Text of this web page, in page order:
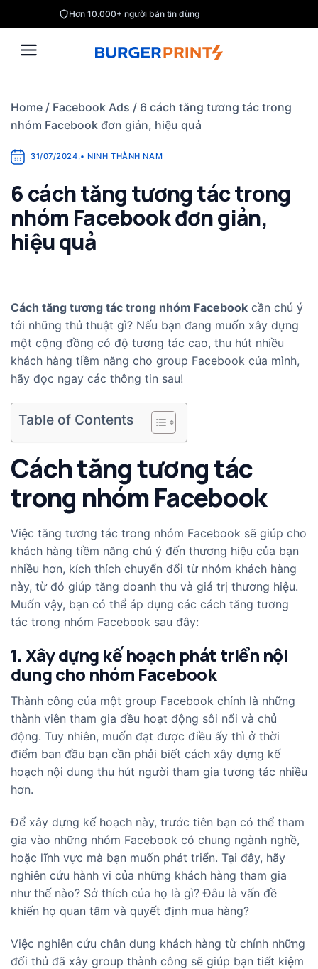
to
content
Hơn 10.000+ người bán tin dùng
Home / Facebook Ads / 6 cách tăng tương tác trong
nhóm Facebook đơn giản, hiệu quả
31/07/2024,• NINH THÀNH NAM
6 cách tăng tương tác trong
nhóm Facebook đơn giản,
hiệu quả
Cách tăng tương tác trong nhóm Facebook cần chú ý
tới những thủ thuật gì? Nếu bạn đang muốn xây dựng
một cộng đồng có độ tương tác cao, thu hút nhiều
khách hàng tiềm năng cho group Facebook của mình,
hãy đọc ngay các thông tin sau!
Table of Contents
Cách tăng tương tác
trong nhóm Facebook
Việc tăng tương tác trong nhóm Facebook sẽ giúp cho
khách hàng tiềm năng chú ý đến thương hiệu của bạn
nhiều hơn, kích thích chuyển đổi từ nhóm khách hàng
này, từ đó giúp tăng doanh thu và giá trị thương hiệu.
Muốn vậy, bạn có thể áp dụng các cách tăng tương
tác trong nhóm Facebook sau đây:
1. Xây dựng kế hoạch phát triển nội
dung cho nhóm Facebook
Thành công của một group Facebook chính là những
thành viên tham gia đều hoạt động sôi nổi và chủ
động. Tuy nhiên, muốn đạt được điều ấy thì ở thời
điểm ban đầu bạn cần phải biết cách xây dựng kế
hoạch nội dung thu hút người tham gia tương tác nhiều
hơn.
Để xây dựng kế hoạch này, trước tiên bạn có thể tham
gia vào những nhóm Facebook có chung ngành nghề,
hoặc lĩnh vực mà bạn muốn phát triển. Tại đây, hãy
nghiên cứu hành vi của những khách hàng tham gia
như thế nào? Sở thích của họ là gì? Đâu là vấn đề
khiến họ quan tâm và quyết định mua hàng?
Việc nghiên cứu chân dung khách hàng từ chính những
đối thủ đã xây group thành công sẽ giúp bạn tiết kiệm